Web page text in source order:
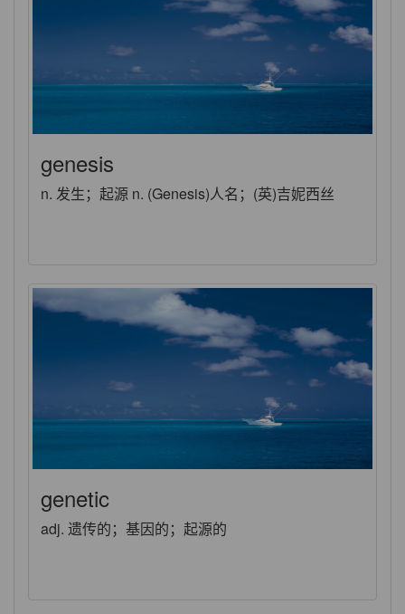
genesis
n. 发生；起源 n. (Genesis)人名；(英)吉妮西丝
genetic
adj. 遗传的；基因的；起源的